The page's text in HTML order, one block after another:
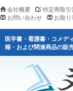
会社概要 特定商取
お問い合わせ
お取
医学書・看護書・コメデ
籍・および関連商品の販